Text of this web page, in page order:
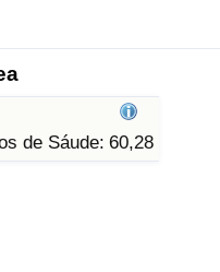
de Sáude: 60,28
País
(Atual)
por País
(Atual)
país